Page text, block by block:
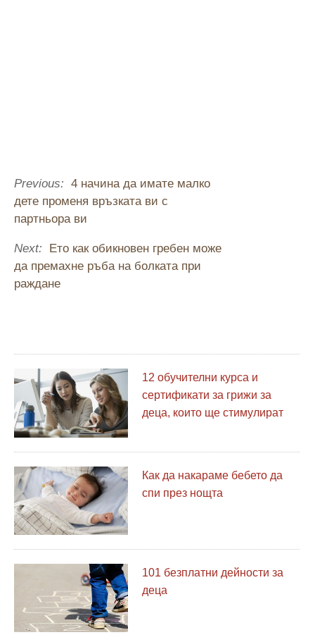
Previous: 4 начина да имате малко
дете променя връзката ви с
партньора ви
Next:
Ето как обикновен гребен може
да премахне ръба на болката при
раждане
12 обучителни курса и
сертификати за грижи за
деца, които ще стимулират
Как да накараме бебето да
спи през нощта
101 безплатни дейности за
деца